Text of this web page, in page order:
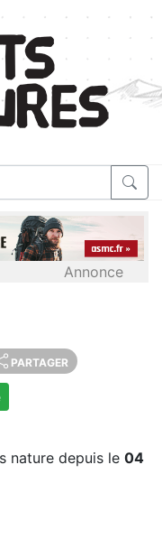
Annonce
PARTAGER
nature depuis le 04